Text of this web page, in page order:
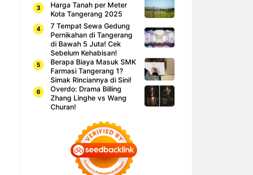
Harga Tanah per Meter
Kota Tangerang 2025
7 Tempat Sewa Gedung
Pernikahan di Tangerang
di Bawah 5 Juta! Cek
Sebelum Kehabisan!
Berapa Biaya Masuk SMK
Farmasi Tangerang 1?
Simak Rinciannya di Sini!
Overdo: Drama Billing
Zhang Linghe vs Wang
Churan!